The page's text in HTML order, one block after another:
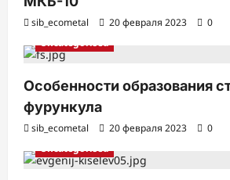
sib_ecometal 20 февраля 2023
0
Uncategorised
Особенности образования
фурункула
sib_ecometal 20 февраля 2023
0
Uncategorised